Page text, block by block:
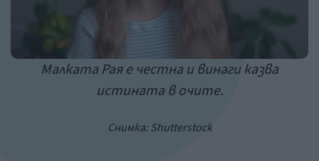
Малката Рая е честна и винаги казва
истината в очите.
Снимка:Shutterstock